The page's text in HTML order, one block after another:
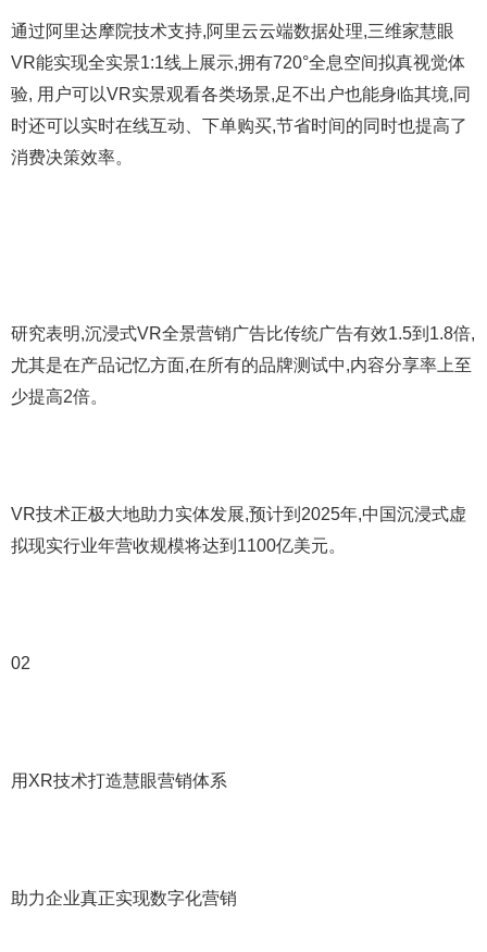
通过阿里达摩院技术支持,阿里云云端数据处理,三维家慧眼
VR能实现全实景1:1线上展示,拥有720°全息空间拟真视觉体
验, 用户可以VR实景观看各类场景,足不出户也能身临其境,同
时还可以实时在线互动、下单购买,节省时间的同时也提高了
消费决策效率。
研究表明,沉浸式VR全景营销广告比传统广告有效1.5到1.8倍,
尤其是在产品记忆方面,在所有的品牌测试中,内容分享率上至
少提高2倍。
VR技术正极大地助力实体发展,预计到2025年,中国沉浸式虚
拟现实行业年营收规模将达到1100亿美元。
02
用XR技术打造慧眼营销体系
助力企业真正实现数字化营销